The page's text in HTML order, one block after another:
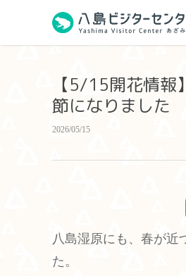
【5/15開花情報
節になりました
2026/05/15
八島湿原にも、春が近
た。